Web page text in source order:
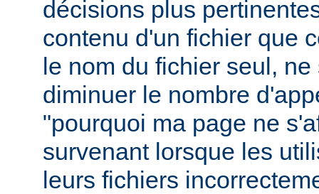
décisions plus
contenu d'un fichier que
le nom du fichier seul,
diminuer le nombre
"pourquoi ma page ne
survenant lorsque les
leurs fichiers